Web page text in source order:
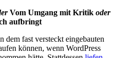
Vom Umgang mit Kritik oder
aufbringt
fast versteckt eingebauten
können, wenn WordPress